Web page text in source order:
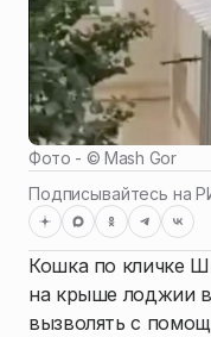
Фото - ©Mash Gor
Подписывайтесь на
Кошка по кличке
на крыше лоджии
вызволять с